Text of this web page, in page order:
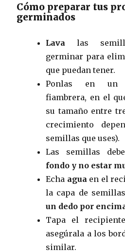
Cómo preparar tus
germinados
Lava las
germinar para
que puedan tener.
Ponlas en un
fiambrera, en el
su tamaño entre
crecimiento
semillas que uses).
Las semillas
fondo y no estar
Echa agua en el
la capa de
un dedo por
Tapa el
asegúrala a los
similar.